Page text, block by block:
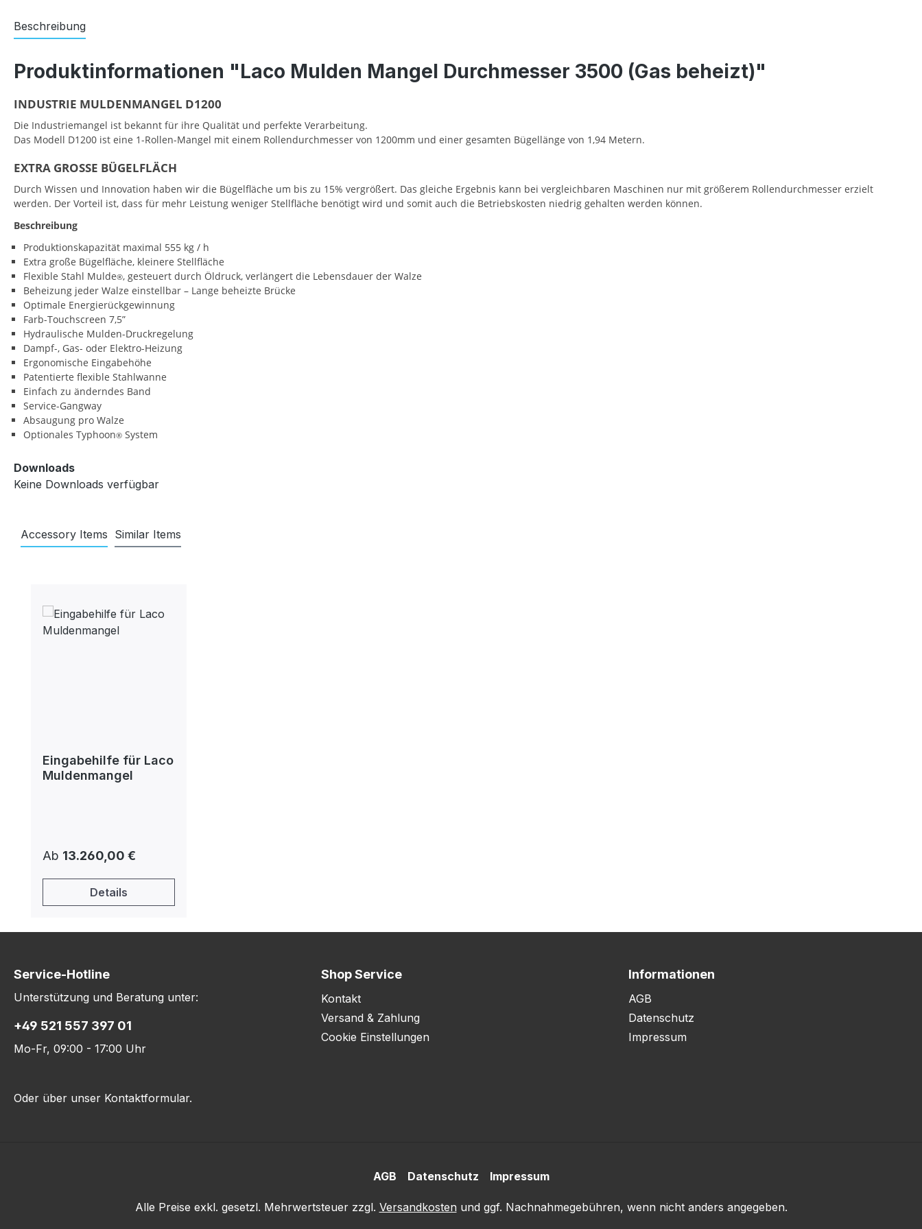
Beschreibung
Produktinformationen "Laco Mulden Mangel Durchmesser 3500 (Gas beheizt)"
INDUSTRIE MULDENMANGEL D1200
Die Industriemangel ist bekannt für ihre Qualität und perfekte Verarbeitung.
Das Modell D1200 ist eine 1-Rollen-Mangel mit einem Rollendurchmesser von 1200mm und einer gesamten Bügellänge von 1,94 Metern.
EXTRA GROSSE BÜGELFLÄCH
Durch Wissen und Innovation haben wir die Bügelfläche um bis zu 15% vergrößert. Das gleiche Ergebnis kann bei vergleichbaren Maschinen nur mit größerem Rollendurchmesser erzielt
werden. Der Vorteil ist, dass für mehr Leistung weniger Stellfläche benötigt wird und somit auch die Betriebskosten niedrig gehalten werden können.
Beschreibung
Produktionskapazität maximal 555 kg / h
Extra große Bügelfläche, kleinere Stellfläche
Flexible Stahl Mulde®, gesteuert durch Öldruck, verlängert die Lebensdauer der Walze
Beheizung jeder Walze einstellbar – Lange beheizte Brücke
Optimale Energierückgewinnung
Farb-Touchscreen 7,5”
Hydraulische Mulden-Druckregelung
Dampf-, Gas- oder Elektro-Heizung
Ergonomische Eingabehöhe
Patentierte flexible Stahlwanne
Einfach zu änderndes Band
Service-Gangway
Absaugung pro Walze
Optionales Typhoon® System
Downloads
Keine Downloads verfügbar
Accessory Items Similar Items
Eingabehilfe für Laco
Muldenmangel
Regulärer Preis:
Ab 13.260,00 €
Details
Service-Hotline
Unterstützung und Beratung unter:
+49 521 557 397 01
Mo-Fr, 09:00 - 17:00 Uhr
Oder über unser Kontaktformular.
Shop Service
Kontakt
Versand & Zahlung
Cookie Einstellungen
Informationen
AGB
Datenschutz
Impressum
AGB Datenschutz Impressum
Alle Preise exkl. gesetzl. Mehrwertsteuer zzgl. Versandkosten und ggf. Nachnahmegebühren, wenn nicht anders angegeben.